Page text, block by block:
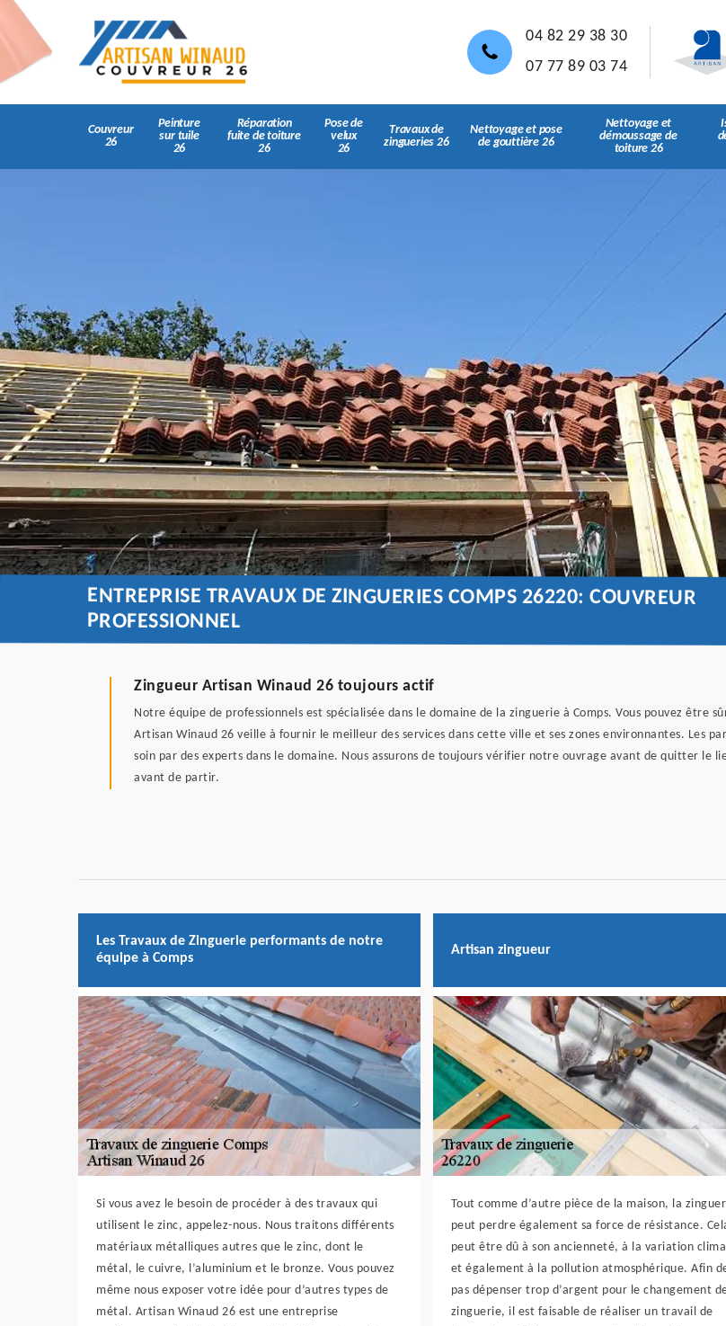
04 82 29 38 30
07 77 89 03 74
Couvreur
26
Peinture
sur tuile
26
Réparation
fuite de toiture
26
Pose de
velux
26
Travaux de
zingueries 26
Nettoyage et pose
de gouttière 26
Nettoyage et
démoussage de
toiture 26
ENTREPRISE TRAVAUX DE ZINGUERIES COMPS 26220: COUVREUR
PROFESSIONNEL
Zingueur Artisan Winaud 26 toujours actif
Notre équipe de professionnels est spécialisée dans le domaine de la zinguerie à Comps. Vous pouvez être
Artisan Winaud 26 veille à fournir le meilleur des services dans cette ville et ses zones environnantes. Les
soin par des experts dans le domaine. Nous assurons de toujours vérifier notre ouvrage avant de quitter
avant de partir.
Les Travaux de Zinguerie performants de notre
équipe à Comps
Si vous avez le besoin de procéder à des travaux qui
utilisent le zinc, appelez-nous. Nous traitons différents
matériaux métalliques autres que le zinc, dont le
métal, le cuivre, l’aluminium et le bronze. Vous pouvez
même nous exposer votre idée pour d’autres types de
métal. Artisan Winaud 26 est une entreprise
Artisan zingueur
Tout comme d’autre pièce de la maison, la
peut perdre également sa force de résistance.
peut être dû à son ancienneté, à la variation
et également à la pollution atmosphérique. Afin
pas dépenser trop d’argent pour le changement
zinguerie, il est faisable de réaliser un travail de